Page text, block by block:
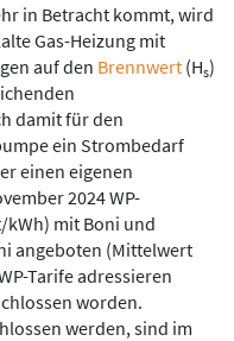
in Betracht kommt, wird
Gas-Heizung mit
auf den Brennwert (Hs)
damit für den
ein Strombedarf
einen eigenen
2024 WP-
kWh) mit Boni und
angeboten (Mittelwert
Tarife adressieren
worden.
werden, sind im